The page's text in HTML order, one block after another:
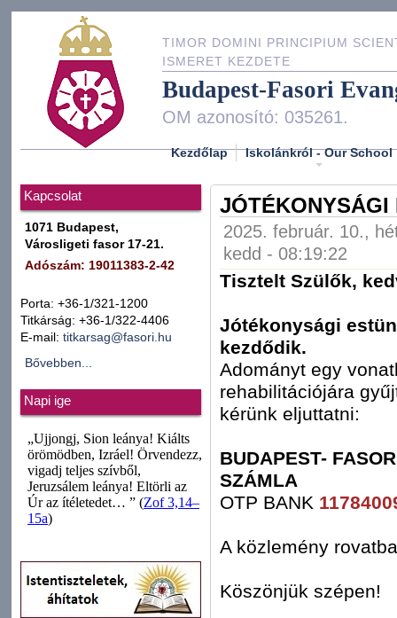
TIMOR DOMINI PRINCIPIUM
ISMERET KEZDETE
Budapest-Fasori
OM azonosító: 035261.
Kezdőlap Iskolánkról - Our School
Kapcsolat
1071 Budapest,
Városligeti fasor 17-21.
Adószám: 19011383-2-42
Porta: +36-1/321-1200
Titkárság: +36-1/322-4406
E-mail: titkarsag@fasori.hu
Bővebben...
Napi ige
JÓTÉKONYSÁGI
2025. február. 10.,
kedd - 08:19:22
Tisztelt Szülők,
Jótékonysági
kezdődik.
Adományt egy
rehabilitációjára
kérünk eljuttatni:
BUDAPEST-
SZÁMLA
OTP BANK
A közlemény
Köszönjük szépen!